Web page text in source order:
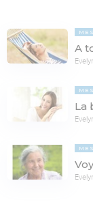
A
La